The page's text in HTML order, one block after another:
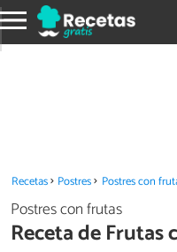
Recetas Postres Postres con
Postres con frutas
Receta de